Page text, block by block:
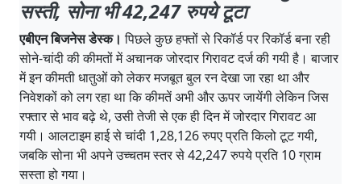
सस्ती, सोना भी 42,247 रुपये टूटा
एबीएन बिजनेस डेस्क।पिछले कुछ हफ्तों से रिकॉर्ड पर रिकॉर्ड बना रही
सोने-चांदी की कीमतों में अचानक जोरदार गिरावट दर्ज की गयी है। बाजार
में इन कीमती धातुओं को लेकर मजबूत बुल रन देखा जा रहा था और
निवेशकों को लग रहा था कि कीमतें अभी और ऊपर जायेंगी लेकिन जिस
रफ्तार से भाव बढ़े थे, उसी तेजी से एक ही दिन में जोरदार गिरावट आ
गयी। आलटाइम हाई से चांदी 1,28,126 रुपए प्रति किलो टूट गयी,
जबकि सोना भी अपने उच्चतम स्तर से 42,247 रुपये प्रति 10 ग्राम
सस्ता हो गया।